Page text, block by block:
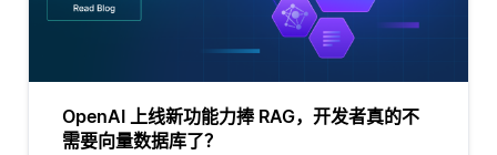
OpenAI 上线新功能力捧 RAG，开发者真的不
需要向量数据库了？